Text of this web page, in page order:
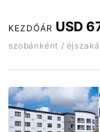
KEZDŐÁR USD
szobánként /